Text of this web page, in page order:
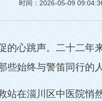
时间：2026-05-09
的心跳声。二十二年
些始终与警笛同行的人
站在淄川区中医院悄